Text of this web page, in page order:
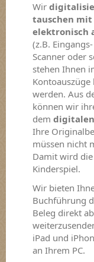
Wir
tauschen mit
elektronisch
(z.B.
Scanner oder
stehen Ihnen
Kontoauszüge
werden. Aus
können wir
dem
Ihre
müssen nicht
Damit wird
Kinderspiel.
Wir bieten
Buchführung
Beleg direkt
iPad und
an Ihrem PC.